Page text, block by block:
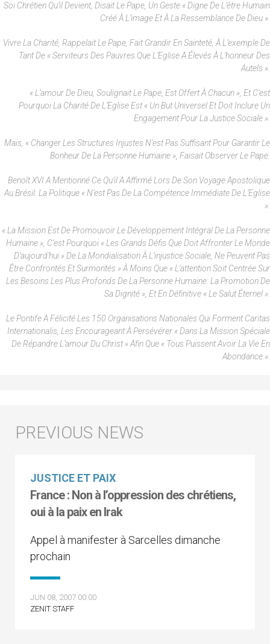
Soi Chrétien Qu’il Devient, Disait Le Pape, Un Geste « Digne De L’être Humain
Créé À L’image Et À La Ressemblance De Dieu ».
Vivre La Charité, Rappelait Le Pape, Fait Grandir En Sainteté, À L’exemple De
Tant De « Serviteurs Des Pauvres Que L’Eglise A Élevés À L’honneur Des
Autels ».
« L’amour De Dieu, Soulignait Le Pape, Est Offert À Chacun », Et C’est
Pourquoi La Charité De L’Eglise Est « Un But Universel Et Doit Inclure Un
Engagement Pour La Justice Sociale ».
Mais, « Changer Les Structures Injustes N’est Pas Suffisant Pour Garantir Le
Bonheur De La Personne Humaine », Faisait Observer Le Pape.
Benoît XVI A Mentionné Ce Qu’il A Affirmé Lors De Son Voyage Apostolique
Au Brésil: La Politique « N’est Pas De La Compétence Immédiate De L’Eglise
».
« La Mission Est De Promouvoir Le Développement Intégral De La Personne
Humaine », C’est Pourquoi « Les Grands Défis Que Doit Affronter Le Monde
D’aujourd’hui » De La Mondialisation À L’injustice Sociale, Ne Peuvent Pas
Être Confrontés Et Surmontés » À Moins Que « L’attention Soit Centrée Sur
Les Besoins Les Plus Profonds De La Personne Humaine: La Promotion De
Sa Dignité », Et En Définitive « Le Salut Éternel ».
Le Pontife A Félicité Les 150 Organisations Nationales Qui Forment Caritas
Internationalis , Les Encourageant À Persévérer « Dans La Mission Spéciale
De Répandre L’amour Du Christ » Afin Que « Tous Puissent Avoir La Vie En
Abondance ».
JUSTICE ET PAIX
France : Non à l’oppression des chrétiens,
oui à la paix en Irak
Appel à manifester à Sarcelles dimanche
prochain
JUN 08, 2007 00:00
ZENIT STAFF